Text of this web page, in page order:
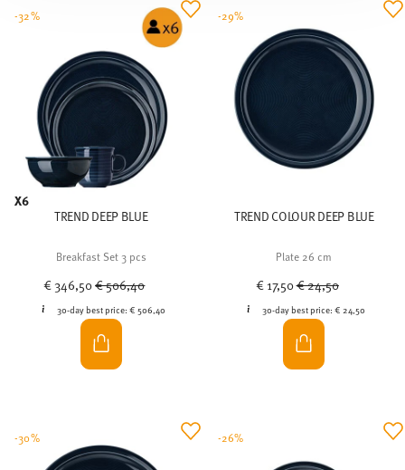
X6
TREND DEEP BLUE
Breakfast Set 3 pcs
€ 346,50Price reduced from
€ 506,40
30-day best price: € 506,40
-32%
TREND COLOUR DEEP BLUE
Plate 26 cm
€ 17,50Price reduced from
€ 24,50
30-day best price:€ 24,50
-29%
-30% -26%